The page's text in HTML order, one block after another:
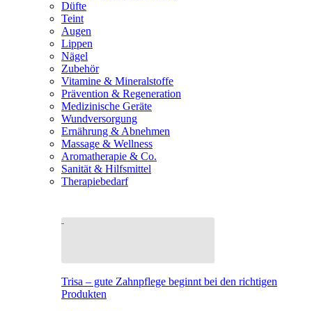
Düfte
Teint
Augen
Lippen
Nägel
Zubehör
Vitamine & Mineralstoffe
Prävention & Regeneration
Medizinische Geräte
Wundversorgung
Ernährung & Abnehmen
Massage & Wellness
Aromatherapie & Co.
Sanität & Hilfsmittel
Therapiebedarf
Trisa – gute Zahnpflege beginnt bei den richtigen
Produkten